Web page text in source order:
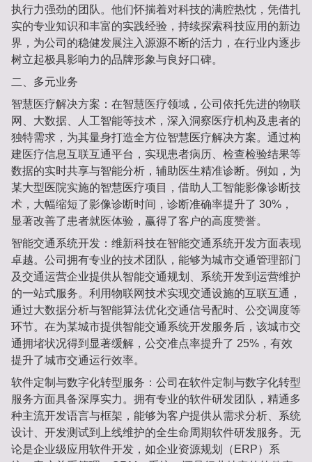
执行力强劲的团队。他们怀揣着对科技的满腔热忱，凭借扎
实的专业知识和丰富的实践经验，持续探索科技应用的新边
界，为公司的稳健发展注入源源不断的活力，在行业内逐步
树立起极具影响力的品牌形象与良好口碑。
二、多元业务
智慧医疗解决方案：在智慧医疗领域，公司依托先进的物联
网、大数据、人工智能等技术，深入洞察医疗机构及患者的
独特需求，为其量身打造全方位智慧医疗解决方案。通过构
建医疗信息互联互通平台，实现患者病历、检查检验结果等
数据的实时共享与智能分析，辅助医生精准诊断。例如，为
某大型医院实施的智慧医疗项目，借助人工智能影像诊断技
术，大幅缩短了影像诊断时间，诊断准确率提升了 30%，
显著改善了患者就医体验，赢得了客户的高度赞誉。
智能交通系统开发：维新科技在智能交通系统开发方面表现
卓越。公司拥有专业的技术团队，能够为城市交通管理部门
及交通运营企业提供从智能交通规划、系统开发到运营维护
的一站式服务。利用物联网技术实现交通设施的互联互通，
通过大数据分析与智能算法优化交通信号配时、公交调度等
环节。在为某城市提供智能交通系统开发服务后，该城市交
通拥堵状况得到显著缓解，公交准点率提升了 25%，有效
提升了城市交通运行效率。
软件定制与数字化转型服务：公司在软件定制与数字化转型
服务方面具备深厚实力。拥有专业的软件研发团队，精通多
种主流开发语言与框架，能够为客户提供从需求分析、系统
设计、开发测试到上线维护的全生命周期软件研发服务。无
论是企业级应用软件开发，如企业资源规划（ERP）系